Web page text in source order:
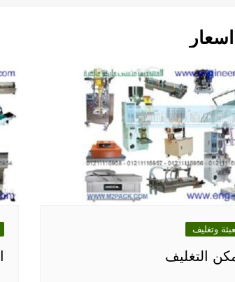
اسعار
وتغليف
التغليف